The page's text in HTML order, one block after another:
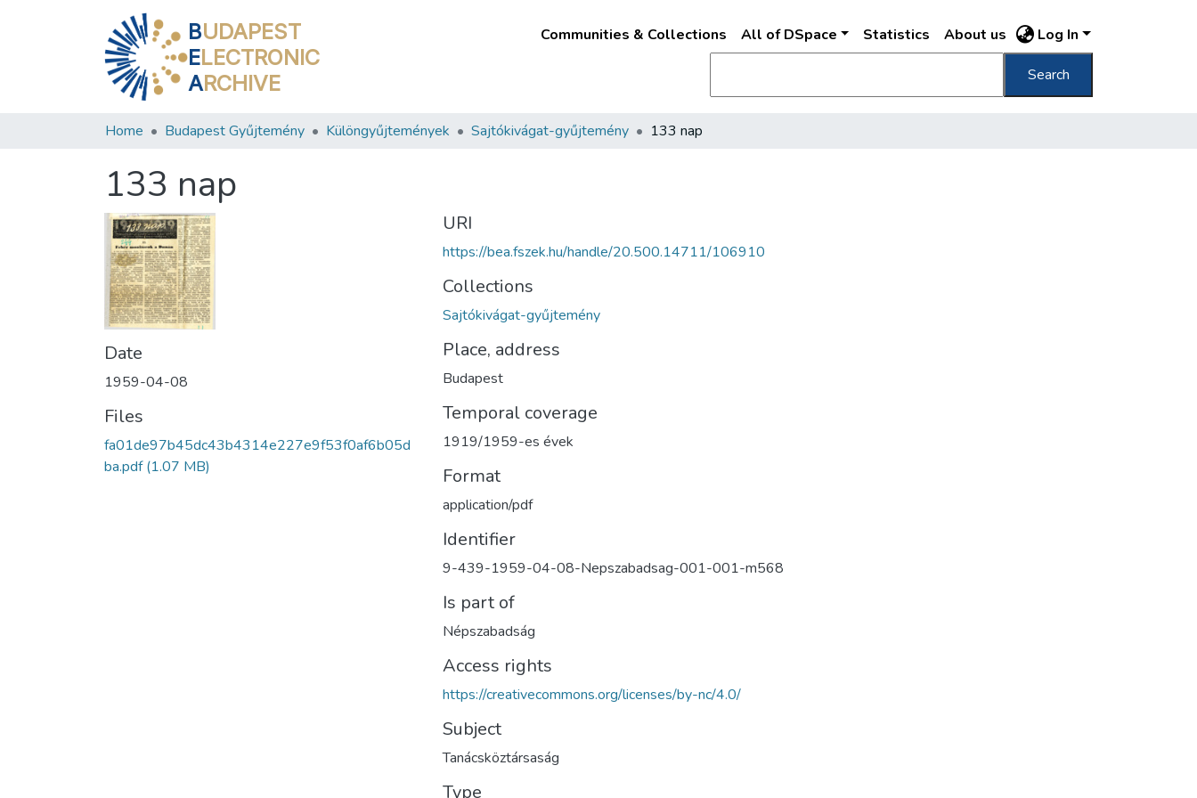
BUDAPEST
ELECTRONIC
ARCHIVE
Communities & Collections All of DSpace Statistics About us Log In
Search
Home Budapest Gyűjtemény Különgyűjtemények Sajtókivágat-gyűjtemény 133 nap
133 nap
Date
1959-04-08
Files
fa01de97b45dc43b4314e227e9f53f0af6b05d
ba.pdf(1.07 MB)
URI
https://bea.fszek.hu/handle/20.500.14711/106910
Collections
Sajtókivágat-gyűjtemény
Place, address
Budapest
Temporal coverage
1919/1959-es évek
Format
application/pdf
Identifier
9-439-1959-04-08-Nepszabadsag-001-001-m568
Is part of
Népszabadság
Access rights
https://creativecommons.org/licenses/by-nc/4.0/
Subject
Tanácsköztársaság
Type